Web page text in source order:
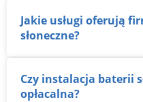
Jakie usługi oferują firmy z kategorii Baterie
słoneczne?
Czy instalacja baterii słonecznych jest
opłacalna?